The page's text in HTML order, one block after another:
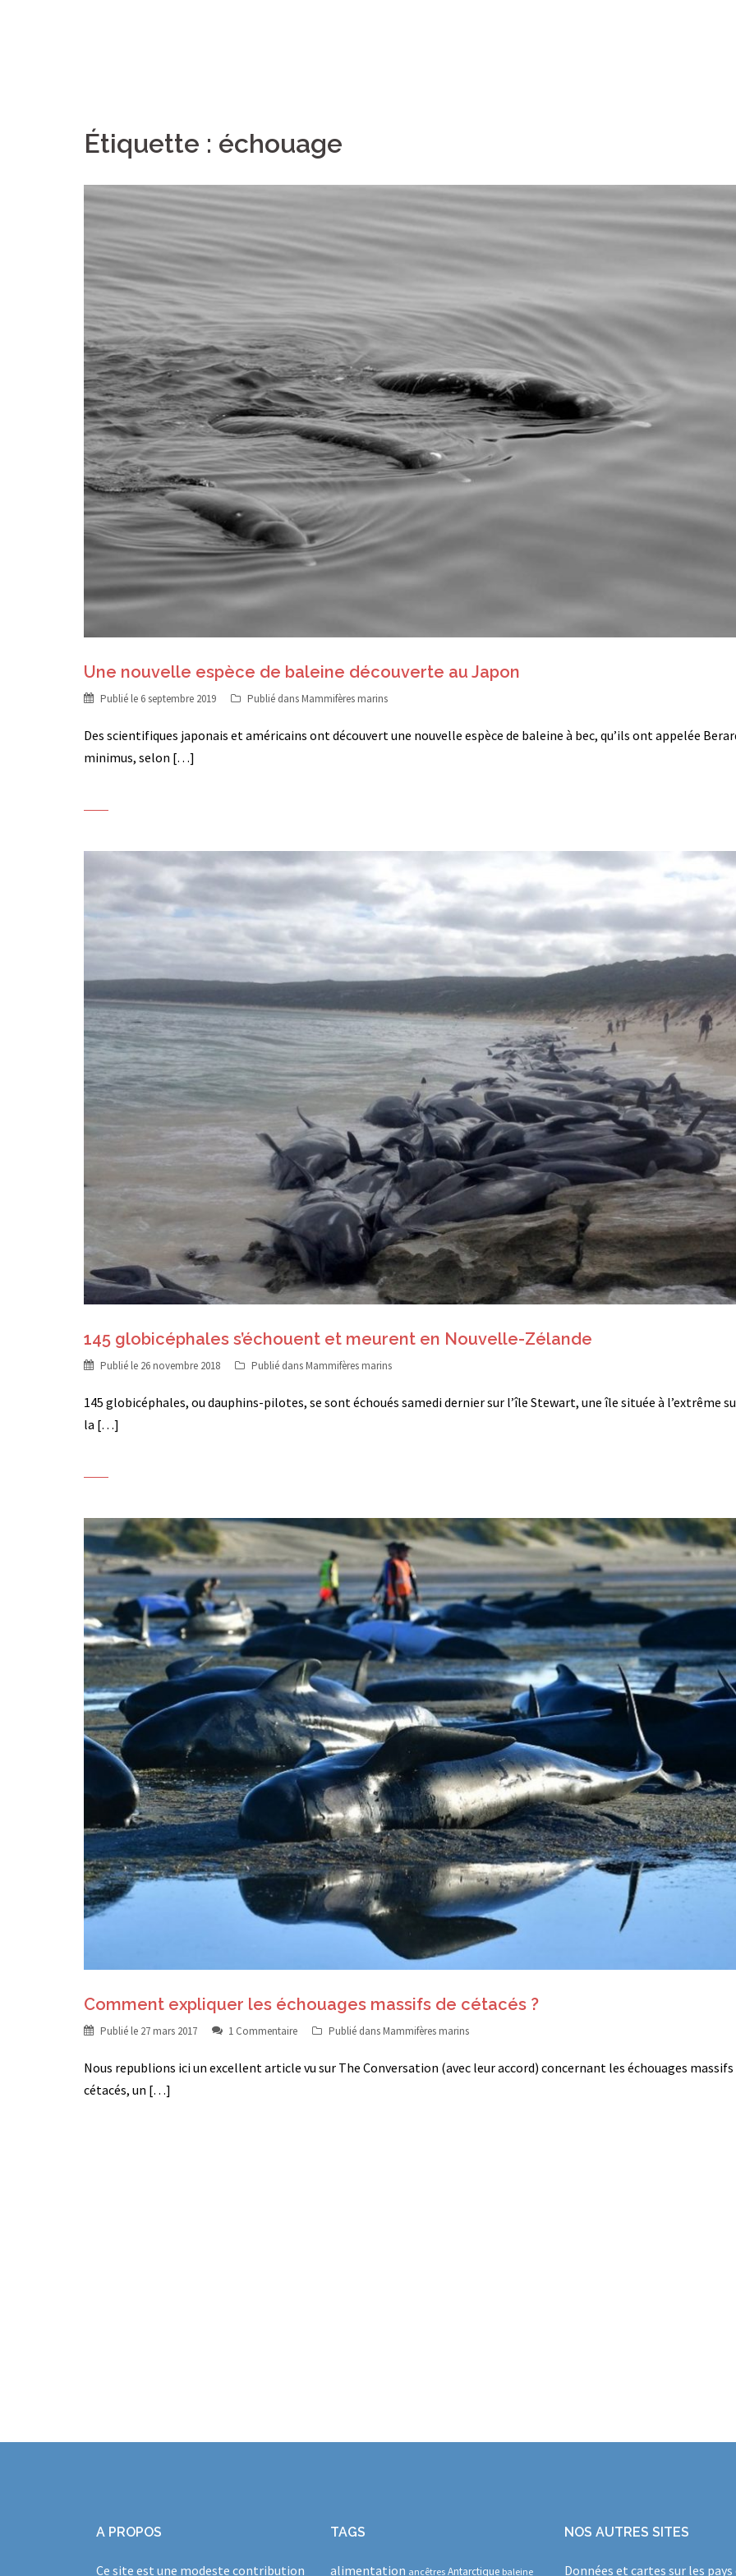
Étiquette : échouage
Une nouvelle espèce de baleine découverte au Japon
Publié le 6 septembre 2019 Publié dans Mammifères marins
Des scientifiques japonais et américains ont découvert une nouvelle espèce de baleine à bec, qu’ils ont appelée
minimus, selon […]
145 globicéphales s’échouent et meurent en Nouvelle-Zélande
Publié le 26 novembre 2018 Publié dans Mammifères marins
145 globicéphales, ou dauphins-pilotes, se sont échoués samedi dernier sur l’île Stewart, une île située à l’extrême
la […]
Comment expliquer les échouages massifs de cétacés ?
Publié le 27 mars 2017 1 Commentaire Publié dans Mammifères marins
Nous republions ici un excellent article vu sur The Conversation (avec leur accord) concernant les échouages massifs
cétacés, un […]
A PROPOS
Ce site est une modeste contribution
TAGS
alimentation ancêtres Antarctique baleine
NOS AUTRES SITES
Données et cartes sur les pays